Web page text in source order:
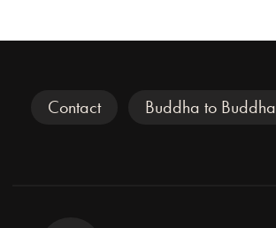
Veel gezocht
Contact Buddha to Buddha